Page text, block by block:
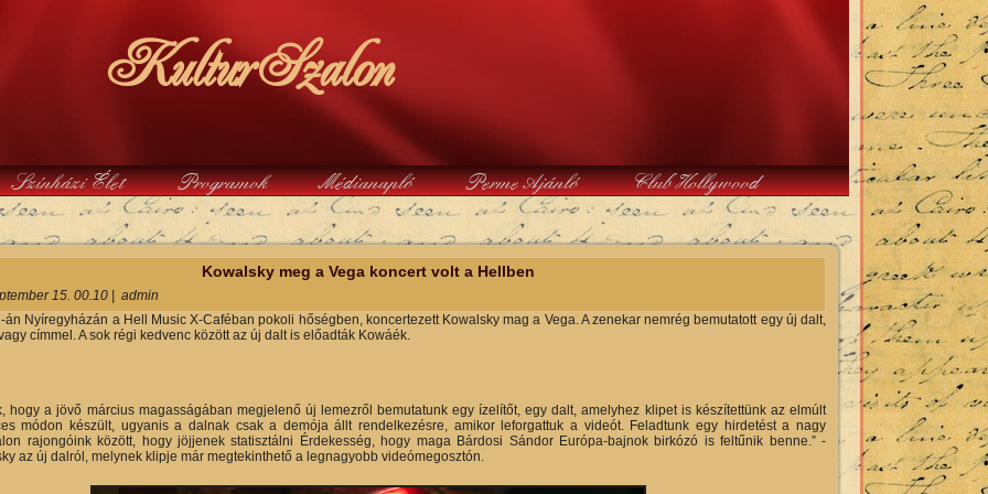
KulturSzalon
Színházi Élet Programok Médianapló Perme Ajánló Club Hollywood
Kowalsky meg a Vega koncert volt a Hellben
15. 00.10
admin
án Nyíregyházán a Hell Music X-Caféban pokoli hőségben, koncertezett Kowalsky mag a Vega. A zenekar nemrég bemutatott egy új dalt,
címmel. A sok régi kedvenc között az új dalt is előadták Kowáék.
hogy a jövő március magasságában megjelenő új lemezről bemutatunk egy ízelítőt, egy dalt, amelyhez klipet is készítettünk az elmúlt
módon készült, ugyanis a dalnak csak a demója állt rendelkezésre, amikor leforgattuk a videót. Feladtunk egy hirdetést a nagy
rajongóink között, hogy jöjjenek statisztálni Érdekesség, hogy maga Bárdosi Sándor Európa-bajnok birkózó is feltűnik benne.” -
az új dalról, melynek klipje már megtekinthető a legnagyobb videómegosztón.